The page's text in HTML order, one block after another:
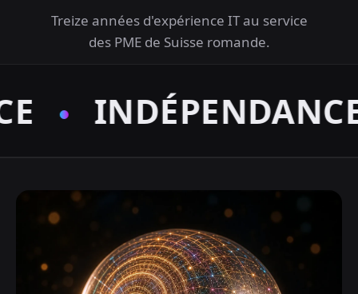
Treize années d'expérience IT au service
des PME de Suisse romande.
INDÉPENDANCE